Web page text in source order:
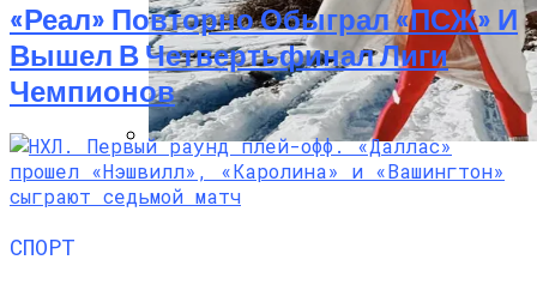
Семейное Наследие: Кейт Хадсон
Хранит Свои Наряды Для Дочери Рани
«Реал» Повторно Обыграл «ПСЖ» И
Вышел В Четвертьфинал Лиги
Чемпионов
СПОРТ